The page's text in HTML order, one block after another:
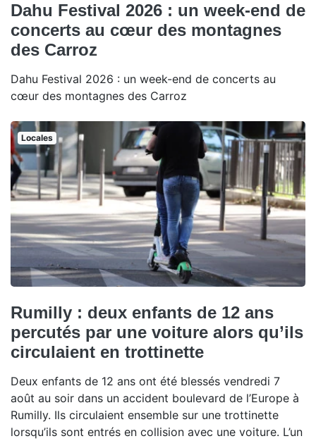
Dahu Festival 2026 : un week-end de
concerts au cœur des montagnes
des Carroz
Dahu Festival 2026 : un week-end de concerts au
cœur des montagnes des Carroz
Locales
Rumilly : deux enfants de 12 ans
percutés par une voiture alors qu’ils
circulaient en trottinette
Deux enfants de 12 ans ont été blessés vendredi 7
août au soir dans un accident boulevard de l’Europe à
Rumilly. Ils circulaient ensemble sur une trottinette
lorsqu’ils sont entrés en collision avec une voiture. L’un